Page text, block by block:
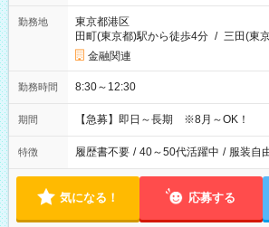
勤務地
東京都港区
田町(東京都)駅から徒歩4分 / 三田(東
金融関連
勤務時間 8:30～12:30
期間 【急募】即日～長期 ※8月～OK！
特徴 履歴書不要 / 40～50代活躍中 / 服装自
気になる！ 応募する